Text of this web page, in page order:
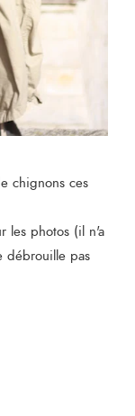
chignons ces
les photos (il n'a
débrouille pas